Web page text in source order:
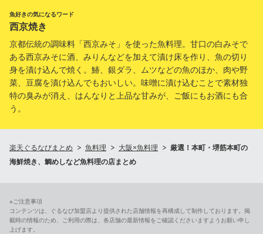
魚好きの気になるワード
西京焼き
京都伝統の調味料「西京みそ」を使った魚料理。甘口の白みそで
ある西京みそに酒、みりんなどを加えて漬け床を作り、魚の切り
身を漬け込んで焼く。鰆、銀ダラ、ムツなどの魚のほか、肉や野
菜、豆腐を漬け込んでもおいしい。味噌に漬け込むことで素材独
特の臭みが消え、はんなりと上品な甘みが、ご飯にもお酒にも合
う。
楽天ぐるなびまとめ 魚料理 大阪×魚料理
厳選！本町・堺筋本町の
海鮮焼き、鯛めしなど魚料理の店まとめ
※ご注意事項
コンテンツは、ぐるなび加盟店より提供された店舗情報を再構成して制作しております。掲
載時の情報のため、ご利用の際は、各店舗の最新情報をご確認くださいますようお願い申し
上げます。